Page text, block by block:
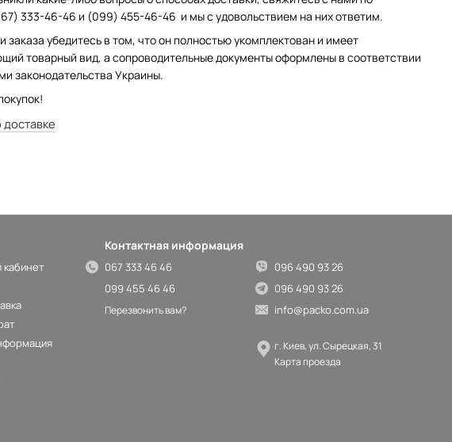
333-46-46 и (099) 455-46-46 и мы с удовольствием на них ответим.
заказа убедитесь в том, что он полностью укомплектован и имеет
товарный вид, а сопроводительные документы оформлены в соответствии
законодательства Украины.
кабинет
Контактная информация
067 333 46 46
099 455 46 46
Перезвонить вам?
096 490 93 26
096 490 93 26
info@packo.com.ua
г. Киев, ул. Сырецкая, 31
Карта проезда